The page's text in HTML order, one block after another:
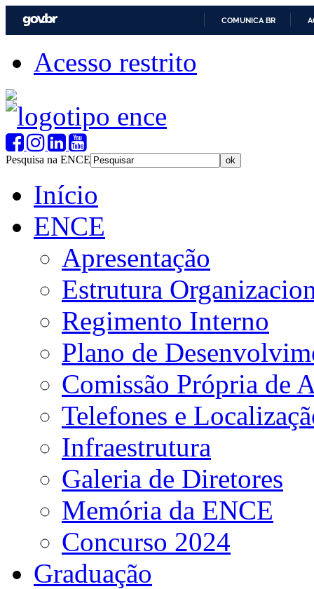
COMUNICA BR
Acesso restrito
Pesquisa na ENCE
Início
ENCE
Apresentação
Estrutura
Regimento Interno
Plano de
Comissão Própria de
Telefones e
Infraestrutura
Galeria de Diretores
Memória da ENCE
Concurso 2024
Graduação